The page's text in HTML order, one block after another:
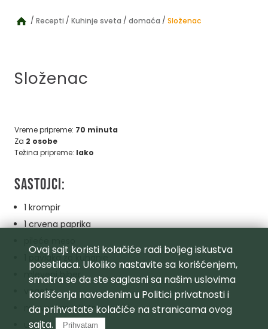
Recepti Kuhinje sveta domaća Složenac
Složenac
Vreme pripreme: 70 minuta
Za 2 osobe
Težina pripreme: lako
Sastojci:
1 krompir
1 crvena paprika
1 pavlaka za kuhanje
mleveni biber
vegeta
mleveni muskatni oraščić
ulje
Ovaj sajt koristi kolačiće radi boljeg iskustva
posetilaca. Ukoliko nastavite sa korišćenjem,
smatra se da ste saglasni sa našim uslovima
korišćenja navedenim u Politici privatnostii
da prihvatate kolačiće na stranicama ovog
sajta.
Prihvatam